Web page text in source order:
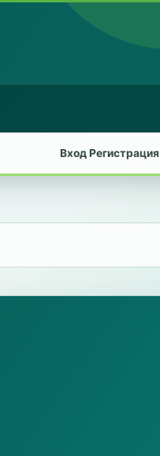
Вход Регистрация